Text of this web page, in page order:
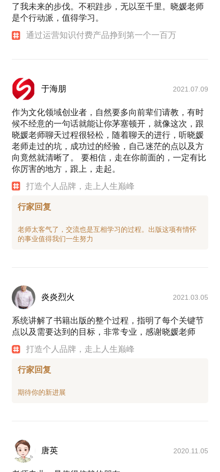
了我未来的步伐。不积跬步，无以至千里。晓媛老师
是个行动派，值得学习。
通过运营知识付费产品挣到第一个一百万
于海朋 2021.07.09
作为文化领域创业者，自然要多向前辈们请教，有时
候不经意的一句话就能让你茅塞顿开，就像这次，跟
晓媛老师聊天过程很轻松，随着聊天的进行，听晓媛
老师走过的坑，成功过的经验，自己迷茫的点以及方
向竟然就清晰了。 要相信，走在你前面的，一定有比
你厉害的地方，跟上，走起。
打造个人品牌，走上人生巅峰
行家回复
老师太客气了，交流也是互相学习的过程。出版这项有情怀
炎炎烈火 2021.03.05
系统讲解了书籍出版的整个过程，指明了每个关键节
点以及需要达到的目标，非常专业，感谢晓媛老师
打造个人品牌，走上人生巅峰
行家回复
唐英 2020.11.05